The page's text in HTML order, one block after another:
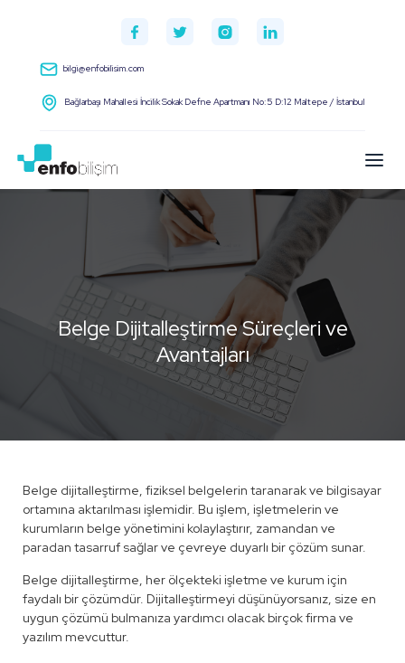
bilgi@enfobilisim.com
Bağlarbaşı Mahallesi İncilik Sokak Defne Apartmanı No:5 D:12 Maltepe / İstanbul
Belge Dijitalleştirme Süreçleri ve
Avantajları
Belge dijitalleştirme, fiziksel belgelerin taranarak ve bilgisayar
ortamına aktarılması işlemidir. Bu işlem, işletmelerin ve
kurumların belge yönetimini kolaylaştırır, zamandan ve
paradan tasarruf sağlar ve çevreye duyarlı bir çözüm sunar.
Belge dijitalleştirme, her ölçekteki işletme ve kurum için
faydalı bir çözümdür. Dijitalleştirmeyi düşünüyorsanız, size en
uygun çözümü bulmanıza yardımcı olacak birçok firma ve
yazılım mevcuttur.